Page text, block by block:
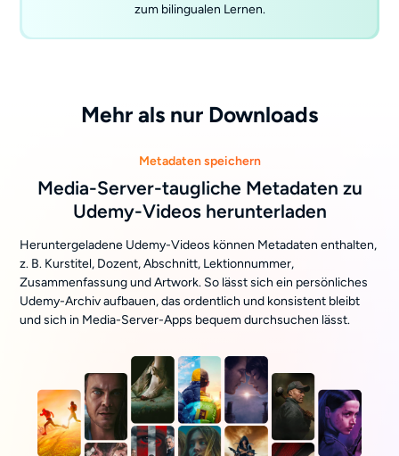
zum bilingualen Lernen.
Mehr als nur Downloads
Metadaten speichern
Media-Server-taugliche Metadaten zu
Udemy-Videos herunterladen
Heruntergeladene Udemy-Videos können Metadaten enthalten,
z. B. Kurstitel, Dozent, Abschnitt, Lektionnummer,
Zusammenfassung und Artwork. So lässt sich ein persönliches
Udemy-Archiv aufbauen, das ordentlich und konsistent bleibt
und sich in Media-Server-Apps bequem durchsuchen lässt.